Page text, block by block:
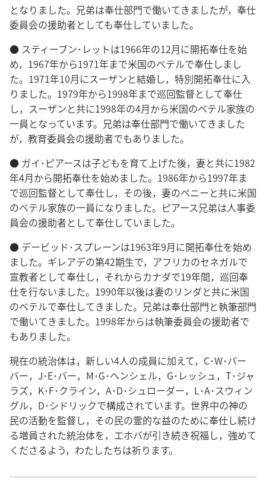
となりました。兄弟は奉仕部門で働いてきましたが，奉仕
委員会の援助者としても奉仕していました。
● スティーブン･レットは1966年の12月に開拓奉仕を始
め，1967年から1971年まで米国のベテルで奉仕しまし
た。1971年10月にスーザンと結婚し，特別開拓奉仕に入
りました。1979年から1998年まで巡回監督として奉仕
し，スーザンと共に1998年の4月から米国のベテル家族の
一員となっています。兄弟は奉仕部門で働いてきました
が，教育委員会の援助者でもありました。
● ガイ･ピアースは子どもを育て上げた後，妻と共に1982
年4月から開拓奉仕を始めました。1986年から1997年ま
で巡回監督として奉仕し，その後，妻のペニーと共に米国
のベテル家族の一員になりました。ピアース兄弟は人事委
員会の援助者として奉仕していました。
● デービッド･スプレーンは1963年9月に開拓奉仕を始め
ました。ギレアデの第42期生で，アフリカのセネガルで
宣教者として奉仕し，それからカナダで19年間，巡回奉
仕を行ないました。1990年以後は妻のリンダと共に米国
のベテルで奉仕してきました。兄弟は奉仕部門と執筆部門
で働いてきました。1998年からは執筆委員会の援助者で
もありました。
現在の統治体は，新しい4人の成員に加えて，C･W･バー
バー，J･E･バー，M･G･ヘンシェル，G･レッシュ，T･ジャ
ラズ，K･F･クライン，A･D･シュローダー，L･A･スウィン
グル，D･シドリックで構成されています。世界中の神の
民の活動を監督し，その民の霊的な益のために奉仕し続け
る増員された統治体を，エホバが引き続き祝福し，強めて
くださるよう，わたしたちは祈ります。